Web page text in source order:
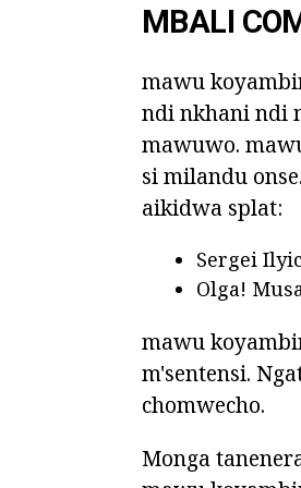
MBALI
mawu
ndi nkhani ndi
mawuwo.
si milandu
aikidwa splat:
Sergei
Olga!
mawu
m'sentensi.
chomwecho.
Monga